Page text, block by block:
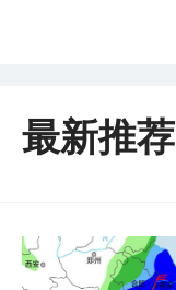
最新推荐